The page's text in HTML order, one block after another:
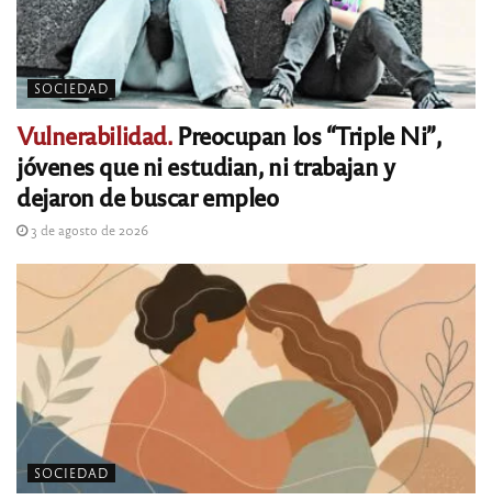
SOCIEDAD
Vulnerabilidad.Preocupan los “Triple Ni”,
jóvenes que ni estudian, ni trabajan y
dejaron de buscar empleo
3 de agosto de 2026
SOCIEDAD